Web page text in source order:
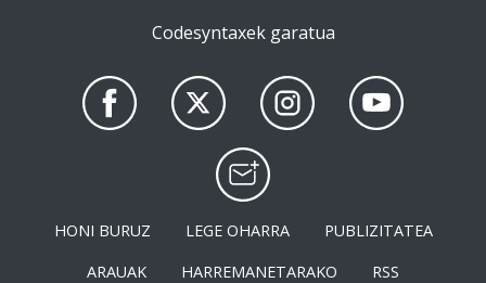
Codesyntaxek garatua
HONI BURUZ LEGE OHARRA
PUBLIZITATEA
ARAUAK
HARREMANETARAKO RSS